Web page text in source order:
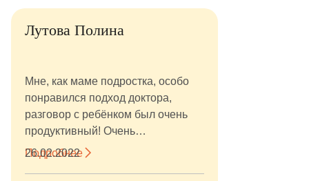
Лутова Полина
Мне, как маме подростка, особо
понравился подход доктора,
разговор с ребёнком был очень
продуктивный! Очень
понравились подробные
Подробнее
26.02.2022